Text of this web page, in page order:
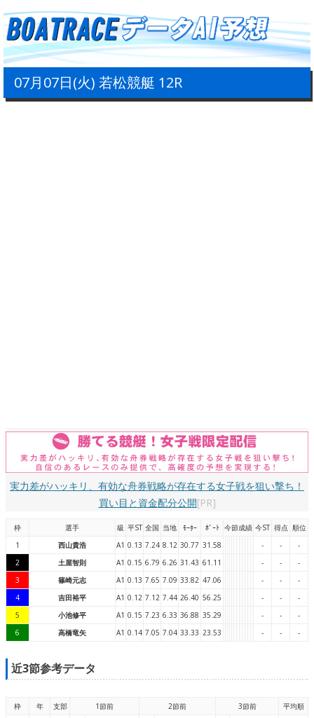
07月07日(火) 若松競艇 12R
実力差がハッキリ、有効な舟券戦略が存在する女子戦を狙い撃ち！
買い目と資金配分公開[PR]
枠 選手 級 平ST 全国 当地 ﾓｰﾀｰ ﾎﾞｰﾄ 今節成績 今ST 得点 順位
1
西山貴浩 A1 0.13 7.24 8.12 30.77 31.58 - -
-
2
土屋智則 A1 0.15 6.79 6.26 31.43 61.11 - -
-
3
篠崎元志 A1 0.13 7.65 7.09 33.82 47.06 - -
-
4
吉田裕平 A1 0.12 7.12 7.44 26.40 56.25 - -
-
5
小池修平 A1 0.15 7.23 6.33 36.88 35.29 - -
-
6
高橋竜矢 A1 0.14 7.05 7.04 33.33 23.53 - - -
近3節参考データ
枠 年 支部 1節前 2節前 3節前
平均順